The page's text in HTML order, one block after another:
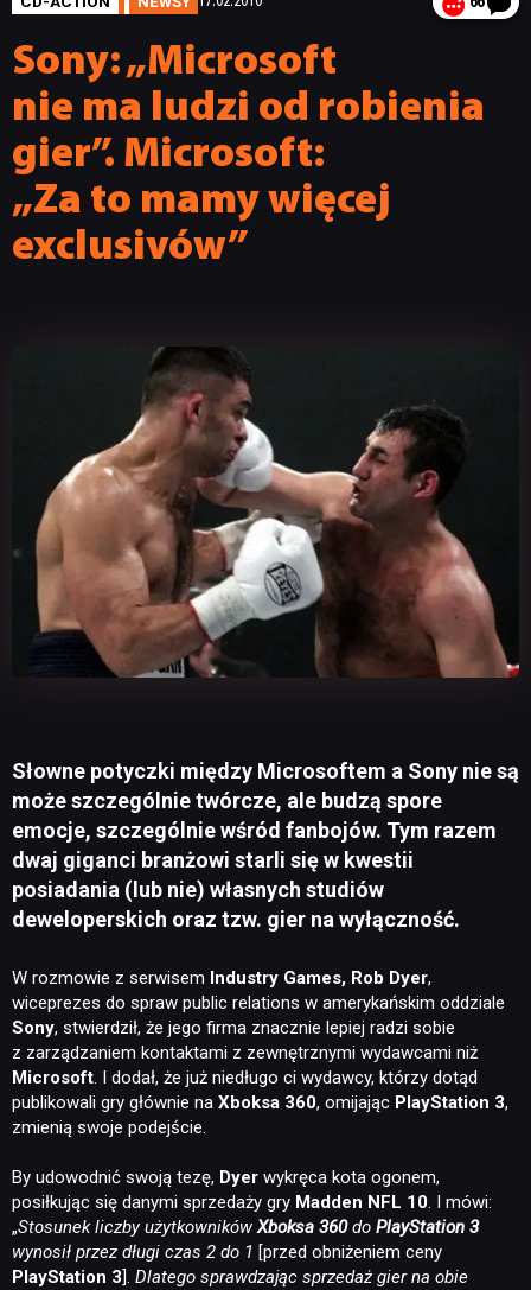
Sony: „Microsoft
nie ma ludzi od robienia
gier”. Microsoft:
„Za to mamy więcej
exclusivów”
Słowne potyczki między Microsoftem a Sony nie są
może szczególnie twórcze, ale budzą spore
emocje, szczególnie wśród fanbojów. Tym razem
dwaj giganci branżowi starli się w kwestii
posiadania (lub nie) własnych studiów
deweloperskich oraz tzw. gier na wyłączność.
W rozmowie z serwisem Industry Games, Rob Dyer,
wiceprezes do spraw public relations w amerykańskim oddziale
Sony, stwierdził, że jego firma znacznie lepiej radzi sobie
z zarządzaniem kontaktami z zewnętrznymi wydawcami niż
Microsoft. I dodał, że już niedługo ci wydawcy, którzy dotąd
publikowali gry głównie na Xboksa 360, omijając PlayStation 3,
zmienią swoje podejście.
By udowodnić swoją tezę, Dyer wykręca kota ogonem,
posiłkując się danymi sprzedaży gry Madden NFL 10. I mówi:
„Stosunek liczby użytkownikówXboksa 360do PlayStation 3
wynosił przez długi czas 2 do 1 [przed obniżeniem ceny
PlayStation 3]. Dlatego sprawdzając sprzedaż gier na obie